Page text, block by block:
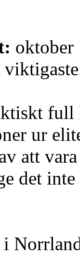
oktober
full
ur
att
det
i